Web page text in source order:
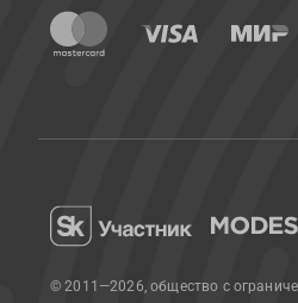
© 2011—2026, общество с